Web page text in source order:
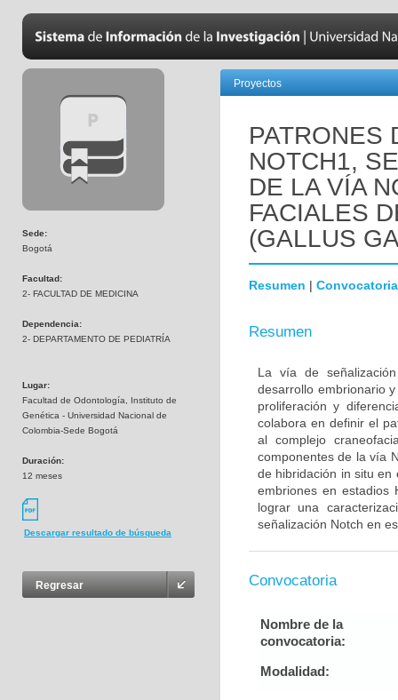
Sede:
Bogotá
Facultad:
2- FACULTAD DE MEDICINA
Dependencia:
2- DEPARTAMENTO DE PEDIATRÍA
Lugar:
Facultad de Odontología, Instituto de
Genética - Universidad Nacional de
Colombia-Sede Bogotá
Duración:
12 meses
Descargar resultado de búsqueda
Regresar
Proyectos
PATRONES
NOTCH1,
DE LA VÍA
FACIALES
(GALLUS
Resumen | Convocatoria
Resumen
La vía de
desarrollo embrionario
proliferación y
colabora en definir el
al complejo
componentes de la vía
de hibridación in situ en
embriones en estadios
lograr una
señalización Notch en
Convocatoria
Nombre de la
convocatoria:
Modalidad: